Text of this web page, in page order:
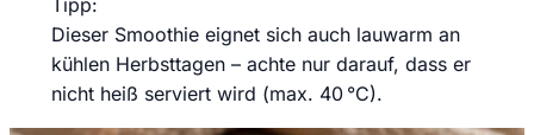
Tipp:
Dieser Smoothie eignet sich auch lauwarm an
kühlen Herbsttagen – achte nur darauf, dass er
nicht heiß serviert wird (max. 40 °C).